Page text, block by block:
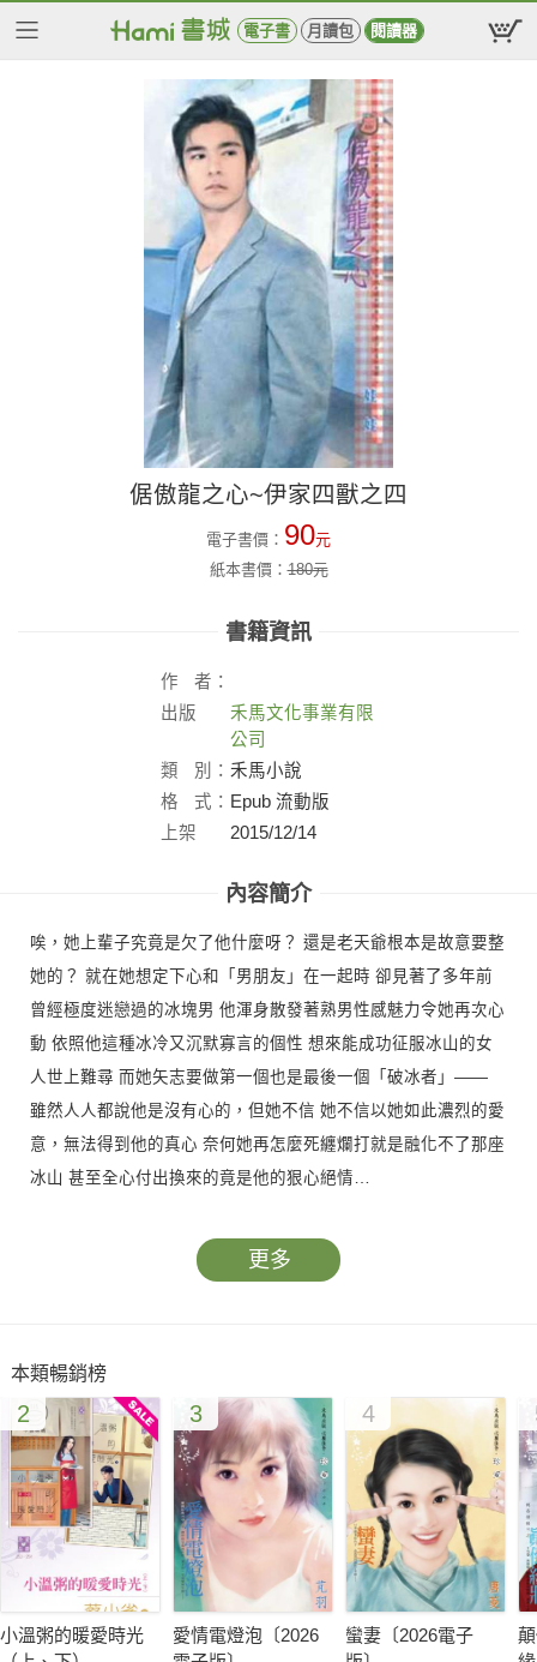
電子書 月讀包 閱讀器
倨傲龍之心~伊家四獸之四
電子書價： 90元
紙本書價：180元
書籍資訊
作
者：
出版
禾馬文化事業有限
公司
類
別： 禾馬小說
格
式： Epub 流動版
上架
2015/12/14
內容簡介
唉，她上輩子究竟是欠了他什麼呀？ 還是老天爺根本是故意要整
她的？ 就在她想定下心和「男朋友」在一起時 卻見著了多年前
曾經極度迷戀過的冰塊男 他渾身散發著熟男性感魅力令她再次心
動 依照他這種冰冷又沉默寡言的個性 想來能成功征服冰山的女
人世上難尋 而她矢志要做第一個也是最後一個「破冰者」——
雖然人人都說他是沒有心的，但她不信 她不信以她如此濃烈的愛
意，無法得到他的真心 奈何她再怎麼死纏爛打就是融化不了那座
冰山 甚至全心付出換來的竟是他的狠心絕情…
更多
本類暢銷榜
2
小溫粥的暖愛時光
3
愛情電燈泡〔2026
4
蠻妻〔2026電子